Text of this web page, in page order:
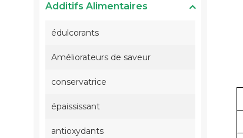
Additifs Alimentaires
édulcorants
Améliorateurs de saveur
conservatrice
épaississant
antioxydants